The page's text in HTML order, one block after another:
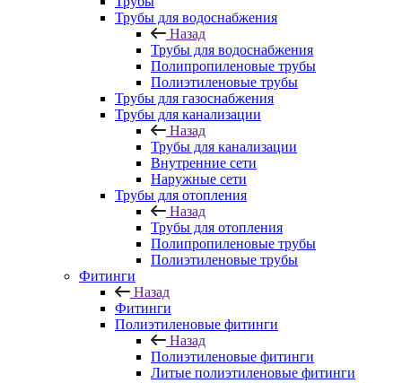
Трубы для водоснабжения
Назад
Трубы для водоснабжения
Полипропиленовые трубы
Полиэтиленовые трубы
Трубы для газоснабжения
Трубы для канализации
Назад
Трубы для канализации
Внутренние сети
Наружные сети
Трубы для отопления
Назад
Трубы для отопления
Полипропиленовые трубы
Полиэтиленовые трубы
Фитинги
Назад
Фитинги
Полиэтиленовые фитинги
Назад
Полиэтиленовые фитинги
Литые полиэтиленовые фитинги